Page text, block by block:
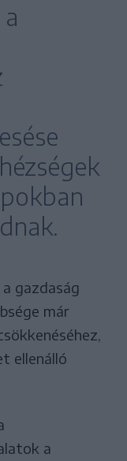
gazdaság
már
ellenálló
a